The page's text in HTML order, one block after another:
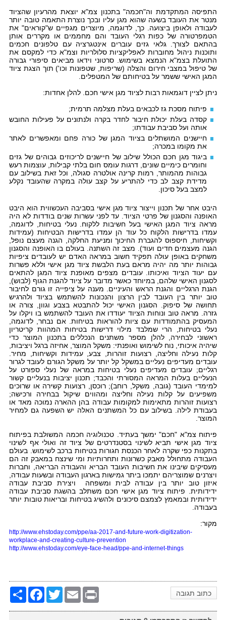
התפיסה המתקדמת וה"חכמה" בתכנון צמ"א יוצאת מהרעיון שהציוד
מנטר את העובד בשעה שהוא מגן עליו ובכך נוצרת התאמה טובה יותר
לעבודה ולאופן ביצועה. כך, לדוגמה, מיוצרים מגפיים ש"קוראים" את
הטמפרטורה של כפות רגלי העובד והם מחממים או מקררים אותן
בהתאם לצורך. גלאי גזים עוברים אינטגרציה עם טלפונים חכמים
ותוכנות ניהול מחוברות לאפליקציות סלולריות וצמ"א כדי למקסם את
התועלת בצמ"א הנמצא בשימוש. סרטוני וידאו מביאים סיפורי גבורה
של טיפול במצבי חירום והצלה (שריפות, שטפונות וכו') תוך הצגת ציוד
המגן האישי ששמר על בטיחותם של המטפלים.
ניתן לציין דוגמאות רבות לציוד מגן אישי חכם. להלן אחדות:
פיתוח מסכת גז לכבאים בעלת מצלמה תרמית;
קסדה בעלת יכולת חיבור לחדר בקרה ולנתונים על פעילות החובש
אותה ועל סביבת עבודתו;
חיישנים המושתלים בציוד המגן של כורה פחם ומאפשרים לאתר
את מקומו במכרה;
ביגוד מגן חכם הכולל שילוב של חיישנים לריכוזים גבוהים של גזים
וחומרים כימיים שונים, דרגות עומס חום בלתי קבילות, עוצמות רעש
גבוהות מהמותר, רמות קרינה אולטרה סגולה, וכל זאת בשילוב עם
מדידת קצב לב כדי להתריע על קצב עולה במקרה שהעובד נקלע
למצב בעל סיכון.
היבט אחר של תכנון וייצור ציוד מגן אישי בסביבה העכשווית הוא היבט
האופנה והסגנון של פרטי הציוד. עד לפני עשרות שנים בודדות לא היה
מראה ציוד המגן האישי בעל חשיבות ללקוח. נעלי בטיחות, לדוגמה,
עמדו בדרישות הלקוח כל עוד הן עמדו בדרישות הבטיחות (עמידות
וקשיחות, חיספוס להגברת החיכוך ומניעת החלקה, הגנה מעצם נופל,
הגנה מעצמים חדים ועוד). מצב זה השתנה. בעולם בו האופנה והסגנון
משחקים באופן עולה תפקיד חשוב במראה האדם יש לעובדים ציפיות
גבוהות יותר מה יהיה מראם בעת הלבשת ציוד מגן אישי וללא פשרות
עם יעוד הציוד ואיכותו. עובדים מצפים מאופנת ציוד המגן להתאים
לסגנון האישי שלהם, במיוחד כאשר מדובר על ציוד להגנת הגוף (לבוש),
הגנת הרגליים והגנת הראש והעיניים. מענה על ציפייה זו גורם לחיבור
טוב יותר בין העובד לבין הרצון והנכונות להשתמש בציוד ולהרגיש
תחושה של סיפוק. הסגנון האישי יכול להתבטא בצבע וגוון, צורה או
גזרה. מראה טוב ונוחות הציוד יעודדו את העובד להשתמש בו ויקלו על
המעסיק בהתמודדות עם ציות להוראות בטיחות. אם נבחר, לדוגמה,
נעלי בטיחות, הרי שמלבד מילוי דרישות בטיחות המהוות קריטריון
ראשוני לבחירה, להלן מספר משתנים הנכללים בתכנון המוצר כדי
שיהיה איכותי, נוח לשימוש ואופנתי: משקל המוצר, אחיזה ברגל ויציבות,
קלות נעילה וחליצה, רצועות זוהרות, צבע, עמידות וקשיחות, מחיר.
עובדים מעדיפים נעליים במשקל קל יותר על משקל הגורם לעובד לגרור
רגליים; עובדים מעדיפים נעלי בטיחות במראה של נעלי ספורט על
הנעליים בעלות המראה המסורתי והכבד; תכנון יציבות בנעליים קשור
למימדי העובד (גובה, משקל, רוחב); רוכסן, רצועות קשירה או שרוכים
משפיעים על קלות נעילה וחליצה ומהווים שיקול בבחירה ורכישה;
רצועות זוהרות מתאימות למקומות עבודה בהן ההארה נמוכה מאד או
בעבודת לילה. בשילוב עם כל המשתנים האלה יש השפעה גם למחיר
המוצר.
פיתוח צמ"א "חכם" ימשך בעתיד. טכנולוגיה חכמה המשולבת בפיתוח
ציוד מגן אישי תביא לשינוי בסטנדרטים של ציוד זה ואולי אף לשינוי
בתקנות כפי שקרה לאחר הכנסת חגורות בטיחות ברכב לשימוש. בעולם
העבודה מתחולל מאבק כשרונות ותחרותיות ומי שינצח במאבק זה הם
מעסיקים שיבינו את חשיבות העובד הבריא והעבודה הבריאה, וחברות
ויצרנים שמוצריהם יתמכו ביתר גמישות בארגון העבודה ובשעות עבודה,
איזון טוב יותר בין עבודה לבית ומשפחה ויצירת סביבת עבודה
ידידותית. פיתוח ציוד מגן אישי חכם משתלב בהשגת סביבת עבודה
ידידותית ובמאמץ לצמצם סיכונים ולהשיג בטיחות ובריאות טובות יותר
בעבודה.
מקור:
http://www.ehstoday.com/ppe/aa-2017-and-future-work-digitization-
workplace-and-creating-culture-prevention
http://www.ehstoday.com/eye-face-head/ppe-and-internet-things
כתוב תגובה ShareFacebookTwitter Email Print